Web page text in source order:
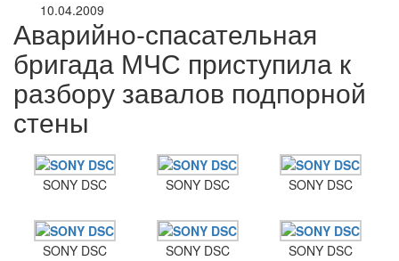
10.04.2009
Аварийно-спасательная
бригада МЧС приступила к
разбору завалов подпорной
стены
SONY DSC SONY DSC SONY DSC
SONY DSC SONY DSC SONY DSC